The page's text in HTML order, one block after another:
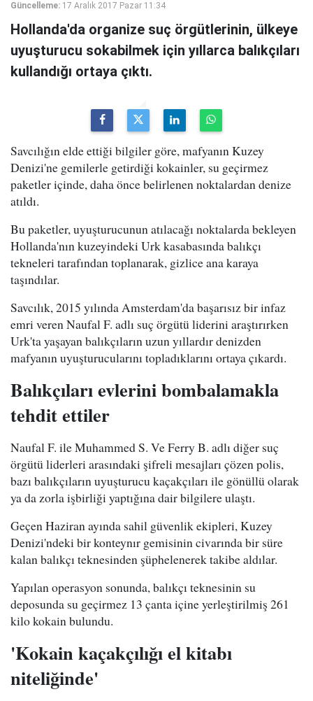
Güncelleme: 17 Aralık 2017 Pazar 11:34
Hollanda'da organize suç örgütlerinin, ülkeye
uyuşturucu sokabilmek için yıllarca balıkçıları
kullandığı ortaya çıktı.
Savcılığın elde ettiği bilgiler göre, mafyanın Kuzey
Denizi'ne gemilerle getirdiği kokainler, su geçirmez
paketler içinde, daha önce belirlenen noktalardan denize
atıldı.
Bu paketler, uyuşturucunun atılacağı noktalarda bekleyen
Hollanda'nın kuzeyindeki Urk kasabasında balıkçı
tekneleri tarafından toplanarak, gizlice ana karaya
taşındılar.
Savcılık, 2015 yılında Amsterdam'da başarısız bir infaz
emri veren Naufal F. adlı suç örgütü liderini araştırırken
Urk'ta yaşayan balıkçıların uzun yıllardır denizden
mafyanın uyuşturucularını topladıklarını ortaya çıkardı.
Balıkçıları evlerini bombalamakla
tehdit ettiler
Naufal F. ile Muhammed S. Ve Ferry B. adlı diğer suç
örgütü liderleri arasındaki şifreli mesajları çözen polis,
bazı balıkçıların uyuşturucu kaçakçıları ile gönüllü olarak
ya da zorla işbirliği yaptığına dair bilgilere ulaştı.
Geçen Haziran ayında sahil güvenlik ekipleri, Kuzey
Denizi'ndeki bir konteynır gemisinin civarında bir süre
kalan balıkçı teknesinden şüphelenerek takibe aldılar.
Yapılan operasyon sonunda, balıkçı teknesinin su
deposunda su geçirmez 13 çanta içine yerleştirilmiş 261
kilo kokain bulundu.
'Kokain kaçakçılığı el kitabı
niteliğinde'